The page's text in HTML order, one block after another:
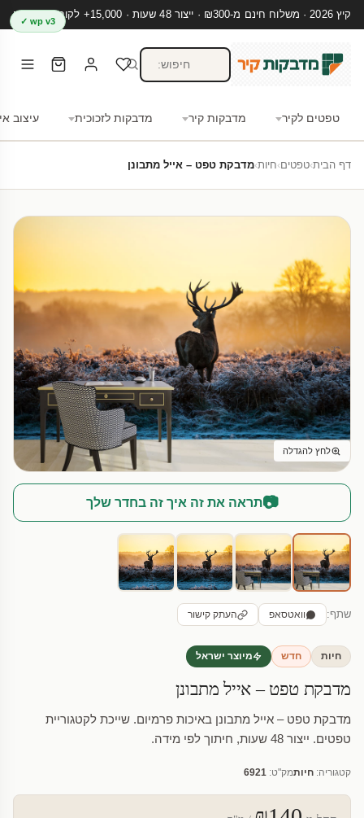
קיץ 2026 · משלוח חינם מ-₪300 · ייצור 48 שעות · 15,000+ לקוחות מרוצים
טפטים לקיר מדבקות קיר מדבקות לזכוכית עיצוב
wp v3 ✓
דף הבית›טפטים›חיות›מדבקת טפט – אייל מתבונן
לחץ להגדלה
📷תראה את זה איך זה בחדר שלך
שתף: וואטסאפ העתק קישור
חיות חדש מיוצר ישראל
מדבקת טפט – אייל מתבונן
מדבקת טפט – אייל מתבונן באיכות פרמיום. שייכת לקטגוריית
טפטים. ייצור 48 שעות, חיתוך לפי מידה.
קטגוריה: חיותמק"ט: 6921